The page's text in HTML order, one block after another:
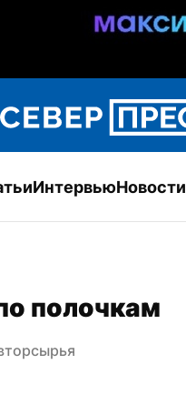
ИнтервьюНовости
полочкам